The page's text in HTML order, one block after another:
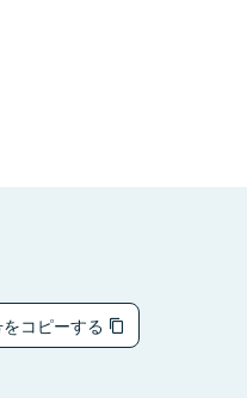
コピーする